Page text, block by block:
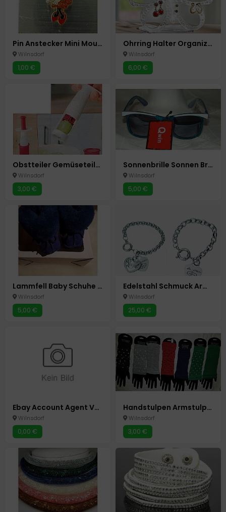
Pin Anstecker Mini Mouse
Wilnsdorf
1,00 €
Ohrring Halter Organizer Ständer für bis zu 60 Ohrringe Neu Schmetterling Acryl
Wilnsdorf
6,00 €
Obstteiler Gemüseteiler Obstschneider Tomaten Weintrauben Teiler
Wilnsdorf
3,00 €
Sonnenbrille Sonnen Brille Neu mit UV Schutz Neu
Wilnsdorf
5,00 €
Lammfell Baby Schuhe Pantoffeln Schühchen gr 16/17 blau Neu Unisex Wagenschuhe
Wilnsdorf
5,00 €
Edelstahl Schmuck Armband Bettelarmband Neu
Wilnsdorf
25,00 €
Ebay Account Agent Verwaltung Erstellen Homeoffice
Wilnsdorf
0,00 €
Handstulpen Armstulpen Pulswärmer Handschuhe ohne Finger 7 Farben
Wilnsdorf
3,00 €